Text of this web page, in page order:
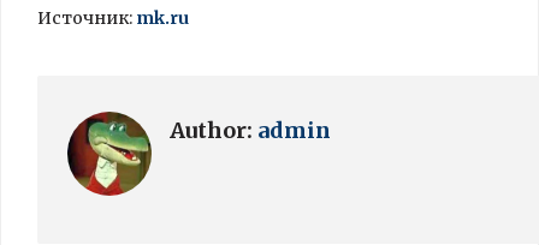
Источник: mk.ru
Author: admin